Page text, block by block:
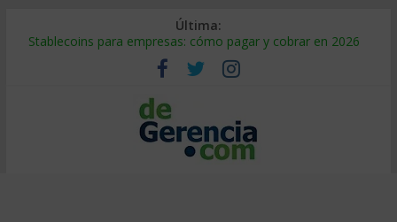
Última:
Stablecoins para empresas: cómo pagar y cobrar en 2026
Despido silencioso: qué es y por qué sale tan caro
IA en selección de personal: cómo auditarla a tiempo
Trabajo forzoso en la cadena de suministro: qué hacer
Mercado hispano de EE. UU.: cómo segmentarlo y venderle